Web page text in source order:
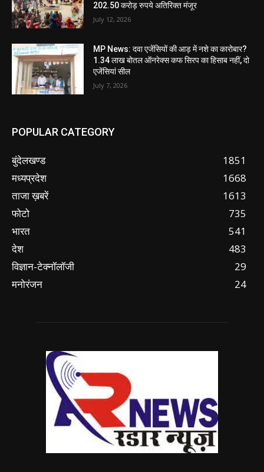
202.50 करोड़ रुपये अतिरिक्त मंजूर
July 12, 2026
MP News: दवा एजेंसियों की आड़ में नशे का कारोबार?
1.34 लाख बोतल ऑनरेक्स कफ सिरप का हिसाब नहीं, दो
एजेंसियां सील
July 7, 2026
POPULAR CATEGORY
बुंदेलखण्ड
1851
मध्यप्रदेश
1668
ताजा ख़बरें
1613
फोटो
735
भारत
541
देश
483
विज्ञान-टेक्नॉलॉजी
29
मनोरंजन
24